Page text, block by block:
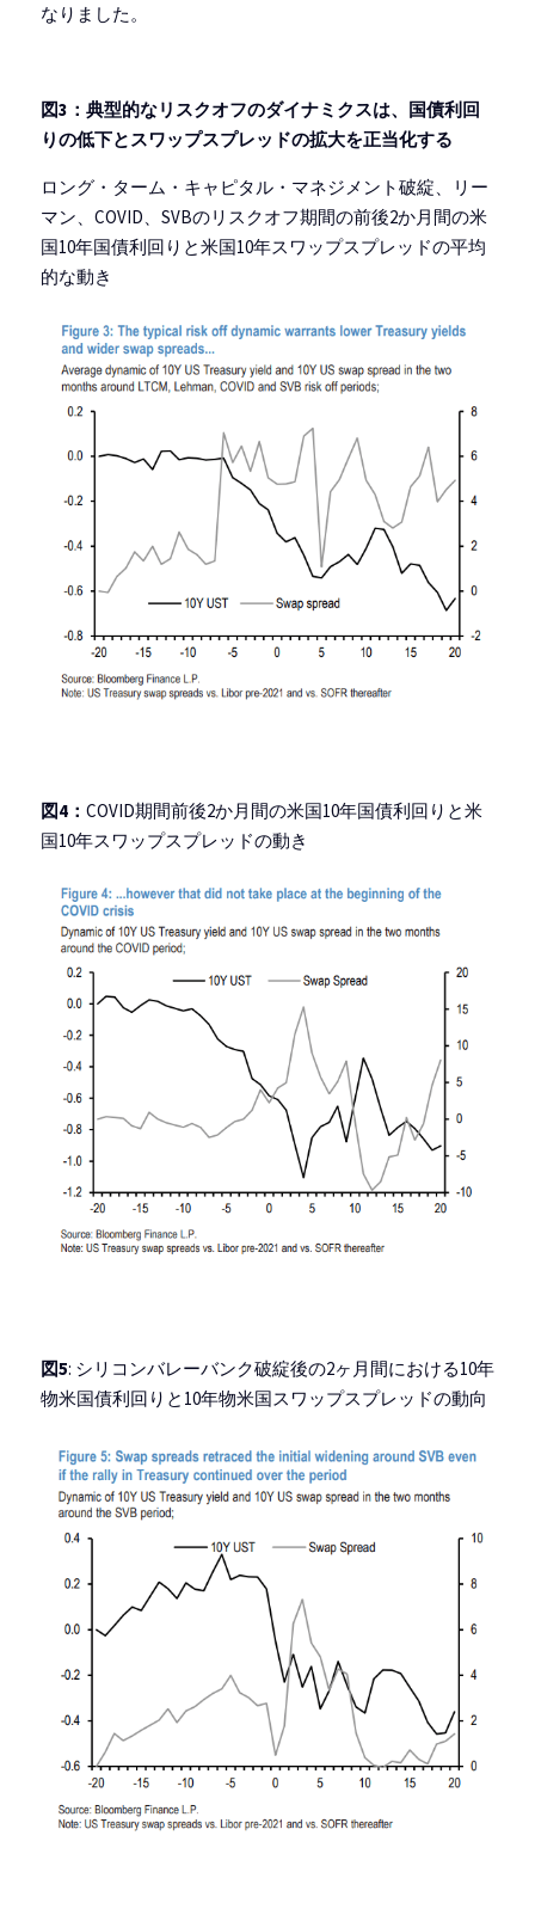
なりました。
図3：典型的なリスクオフのダイナミクスは、国債利回
りの低下とスワップスプレッドの拡大を正当化する
ロング・ターム・キャピタル・マネジメント破綻、リー
マン、COVID、SVBのリスクオフ期間の前後2か月間の米
国10年国債利回りと米国10年スワップスプレッドの平均
的な動き
図4： COVID期間前後2か月間の米国10年国債利回りと米
国10年スワップスプレッドの動き
図5: シリコンバレーバンク破綻後の2ヶ月間における10年
物米国債利回りと10年物米国スワップスプレッドの動向